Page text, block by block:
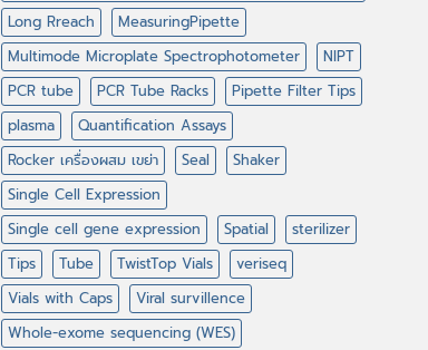
Long Rreach
MeasuringPipette
Multimode Microplate Spectrophotometer
NIPT
PCR tube
PCR Tube Racks
Pipette Filter Tips
plasma
Quantification Assays
Rocker เครื่องผสม เขย่า
Seal
Shaker
Single Cell Expression
Single cell gene expression
Spatial
sterilizer
Tips
Tube TwistTop Vials
veriseq
Vials with Caps
Viral survillence
Whole-exome sequencing (WES)